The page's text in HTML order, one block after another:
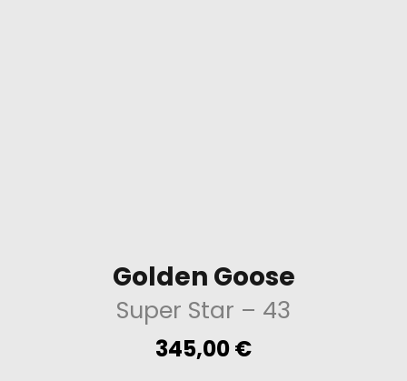
Golden Goose
Super Star – 43
345,00€